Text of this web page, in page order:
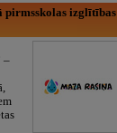
pirmsskolas izglītības
–